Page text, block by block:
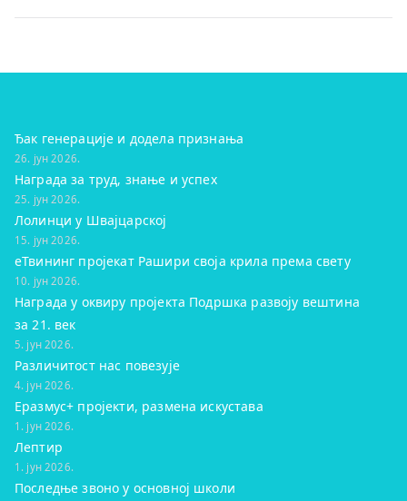
Ђак генерације и додела признања
26. јун 2026.
Награда за труд, знање и успех
25. јун 2026.
Лолинци у Швајцарској
15. јун 2026.
eТвининг пројекат Рашири своја крила према свету
10. јун 2026.
Награда у оквиру пројекта Подршка развоју вештина
за 21. век
5. јун 2026.
Различитост нас повезује
4. јун 2026.
Еразмус+ пројекти, размена искустава
1. јун 2026.
Лептир
1. јун 2026.
Последње звоно у основној школи